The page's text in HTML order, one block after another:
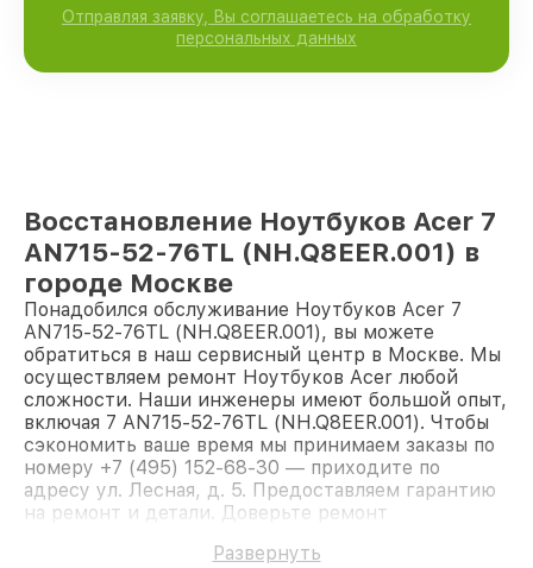
Отправляя заявку, Вы соглашаетесь на обработку
персональных данных
Восстановление Ноутбуков Acer 7
AN715-52-76TL (NH.Q8EER.001) в
городе Москве
Понадобился обслуживание Ноутбуков Acer 7
AN715-52-76TL (NH.Q8EER.001), вы можете
обратиться в наш сервисный центр в Москве. Мы
осуществляем ремонт Ноутбуков Acer любой
сложности. Наши инженеры имеют большой опыт,
включая 7 AN715-52-76TL (NH.Q8EER.001). Чтобы
сэкономить ваше время мы принимаем заказы по
номеру +7 (495) 152-68-30 — приходите по
адресу ул. Лесная, д. 5. Предоставляем гарантию
на ремонт и детали. Доверьте ремонт
Развернуть